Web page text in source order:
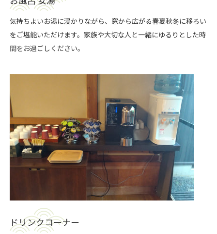
気持ちよいお湯に浸かりながら、窓から広がる春夏秋冬に移ろい
をご堪能いただけます。家族や大切な人と一緒にゆるりとした時
間をお過ごしください。
ドリンクコーナー